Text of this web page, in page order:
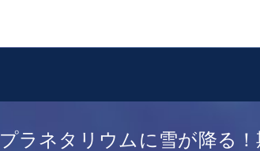
プラネタリウムに雪が降る